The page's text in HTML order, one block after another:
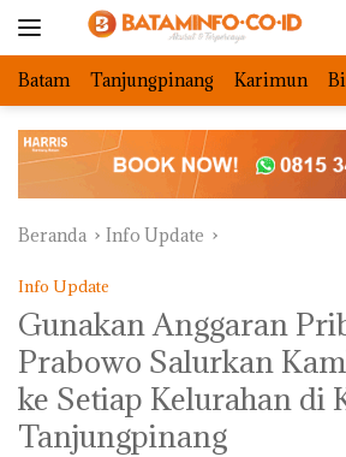
Batam Tanjungpinang Karimun
Beranda Info Update
Info Update
Gunakan Anggaran
Prabowo Salurkan
ke Setiap Kelurahan di
Tanjungpinang